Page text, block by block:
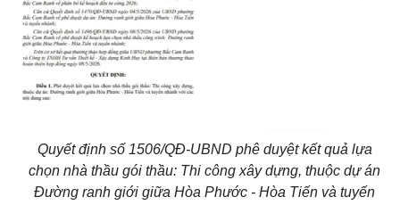
Quyết định số 1506/QĐ-UBND phê duyệt kết quả lựa
chọn nhà thầu gói thầu: Thi công xây dựng, thuộc dự án
Đường ranh giới giữa Hòa Phước - Hòa Tiến và tuyến